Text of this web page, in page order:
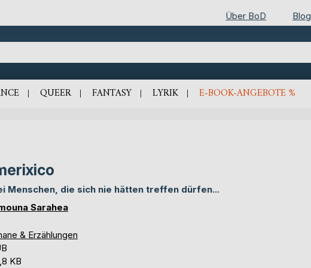
Über BoD Blog
QUEER FANTASY LYRIK E-BOOK-ANGEBOTE %
Menschen, die sich nie hätten treffen dürfen...
Sarahea
& Erzählungen
KB